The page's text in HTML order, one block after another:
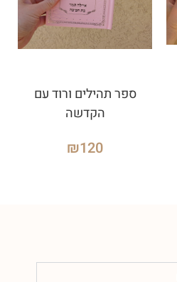
ספר תהילים ורוד עם
הקדשה
₪120